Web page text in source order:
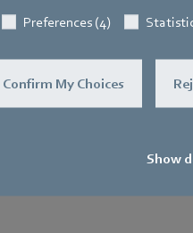
Preferences (4)
Confirm My Choices
Show
サポー